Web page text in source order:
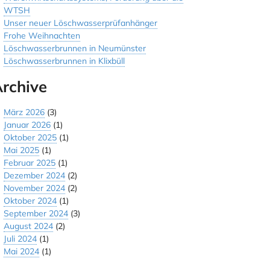
WTSH
Unser neuer Löschwasserprüfanhänger
Frohe Weihnachten
Löschwasserbrunnen in Neumünster
Löschwasserbrunnen in Klixbüll
März 2026 (3)
Januar 2026 (1)
Oktober 2025 (1)
Mai 2025 (1)
Februar 2025 (1)
Dezember 2024 (2)
November 2024 (2)
Oktober 2024 (1)
September 2024 (3)
August 2024 (2)
Juli 2024 (1)
Mai 2024 (1)